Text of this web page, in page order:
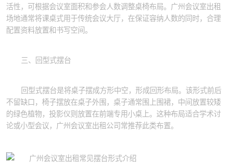
活性，可根据会议室面积和参会人数调整桌椅布局。广州会议室出租
场地通常将课桌式用于传统会议大厅，在保证容纳人数的同时，合理
配置资料放置和书写空间。
三、回型式摆台
回型式摆台是将桌子摆成方形中空，形成回形布局。该形式前后
不留缺口，椅子摆放在桌子外围，桌子通常围上围裙，中间放置较矮
的绿色植物，投影仪则放置在前端专用小桌上。这种布局适合学术讨
论或小型会议，广州会议室出租公司常推荐此类布置。